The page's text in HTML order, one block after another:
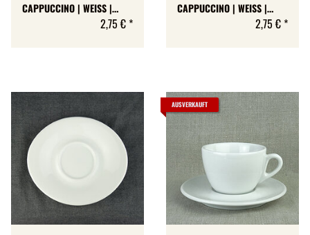
CAPPUCCINO | WEISS |
2,75 € *
CAPPUCCINO | WEISS |
2,75 € *
AUSVERKAUFT